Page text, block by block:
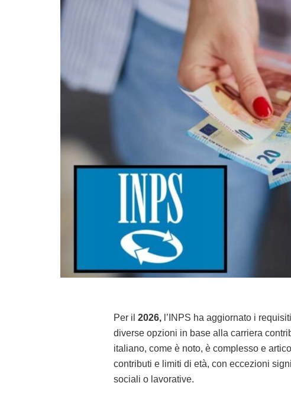
Per il 2026, l’INPS ha aggiornato i
diverse opzioni in base alla carriera
italiano, come è noto, è complesso e
contributi e limiti di età, con eccezioni
sociali o lavorative.